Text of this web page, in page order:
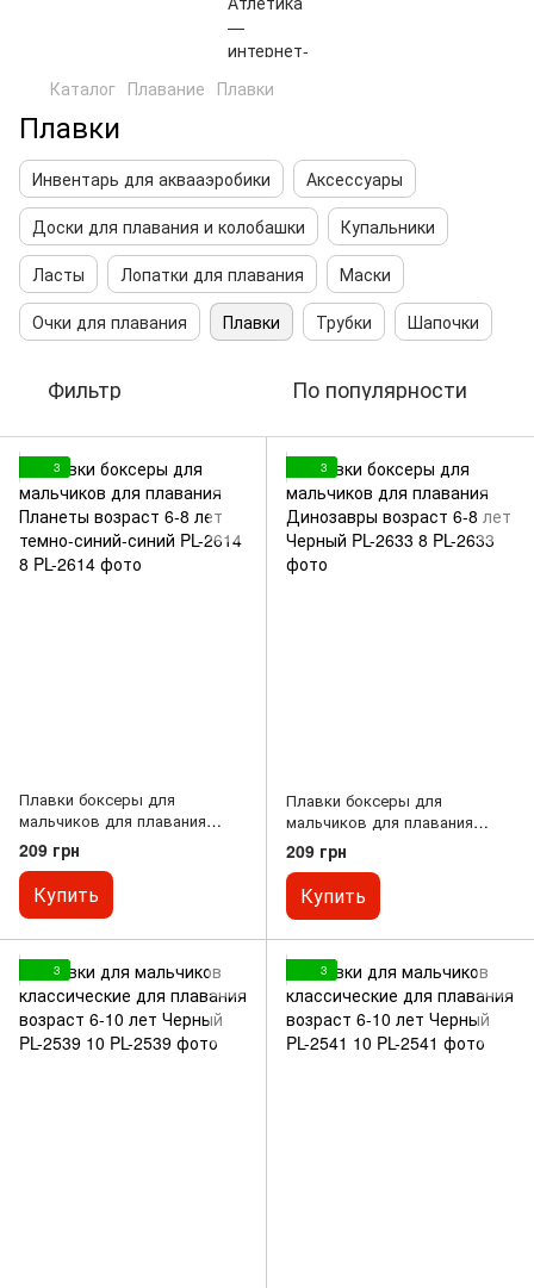
Каталог Плавание Плавки
Плавки
Инвентарь для аквааэробики
Аксессуары
Доски для плавания и колобашки
Купальники
Ласты
Лопатки для плавания
Маски
Очки для плавания
Плавки Трубки Шапочки
Фильтр По популярности
3
Плавки боксеры для
мальчиков для плавания
Планеты возраст 6-8 лет
темно-синий-синий PL-2614 8
209 грн
Купить
3
Плавки боксеры для
мальчиков для плавания
Динозавры возраст 6-8 лет
Черный PL-2633 8
209 грн
Купить
3 3